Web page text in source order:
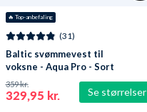
🔥 Top-anbefaling
Se størrelser
(31)
Baltic svømmevest til
voksne - Aqua Pro - Sort
329,95 kr.
359 kr.